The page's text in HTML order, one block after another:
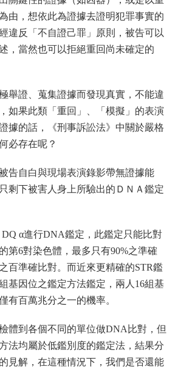
由，想依此為證據去證明犯罪事實的
違反「不自證己罪」原則，被告可以
，當然也可以拒絕重回尚未確定的
舉證、蒐集證據而發現真實，不能違
如果此類「重回」、「模擬」的表演
據的話，《刑事訴訟法》中關於嚴格
必存在呢？
告自白與現場表演錄影帶無證據能
剩下被害人身上所驗出的ＤＮＡ鑑定
α進行DNA鑑定，此鑑定只能比對
第6對染色體，最多只有90%之準確
百準確比對。而近來更精確的STR鑑
基因位之鑑定方法鑑定，兩人16組基
有百萬兆分之一的機率。
體到各個不同的單位做DNA比對，但
法均屬於低鑑別度的鑑定法，結果分
見解，在這種情況下，我們是否還能